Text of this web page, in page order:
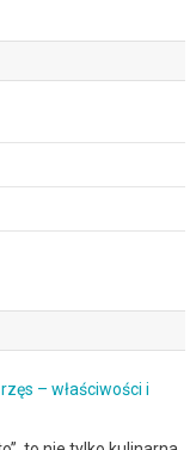
– właściwości i